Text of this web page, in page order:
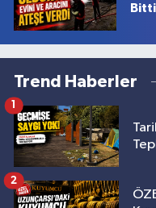
Trend Haberler
1
2